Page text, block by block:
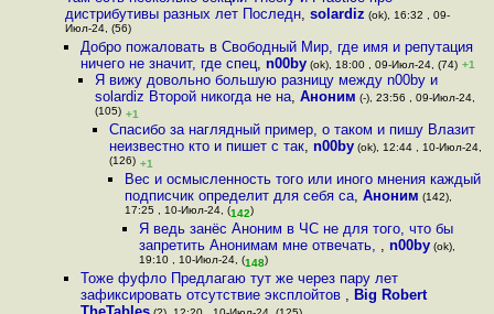
дистрибутивы разных лет Последн,solardiz (ok), 16:32 , 09-
Июл-24, (56)
Добро пожаловать в Свободный Мир, где имя и репутация
ничего не значит, где спец, n00by(ok), 18:00 , 09-Июл-24, (74) +1
Я вижу довольно большую разницу между n00by и
solardiz Второй никогда не на, Аноним (-), 23:56 , 09-Июл-24,
(105) +1
Спасибо за наглядный пример, о таком и пишу Влазит
неизвестно кто и пишет с так,n00by (ok), 12:44 , 10-Июл-24,
(126) +1
Вес и осмысленность того или иного мнения каждый
подписчик определит для себя са, Аноним (142),
17:25 , 10-Июл-24, (142)
Я ведь занёс Аноним в ЧС не для того, что бы
запретить Анонимам мне отвечать, , n00by(ok),
19:10 , 10-Июл-24, (148)
Тоже фуфло Предлагаю тут же через пару лет
зафиксировать отсутствие эксплойтов , Big Robert